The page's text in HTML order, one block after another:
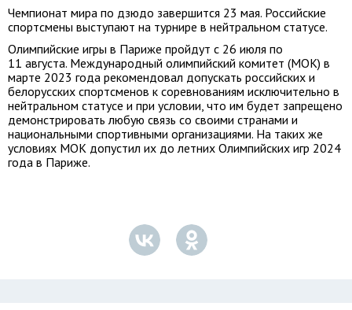
Чемпионат мира по дзюдо завершится 23 мая. Российские
спортсмены выступают на турнире в нейтральном статусе.
Олимпийские игры в Париже пройдут с 26 июля по
11 августа. Международный олимпийский комитет (МОК) в
марте 2023 года рекомендовал допускать российских и
белорусских спортсменов к соревнованиям исключительно в
нейтральном статусе и при условии, что им будет запрещено
демонстрировать любую связь со своими странами и
национальными спортивными организациями. На таких же
условиях МОК допустил их до летних Олимпийских игр 2024
года в Париже.